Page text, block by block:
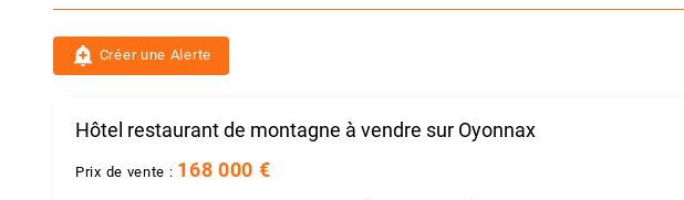
add_alert Créer une Alerte
Hôtel restaurant de montagne à vendre sur Oyonnax
Prix de vente : 168 000 €